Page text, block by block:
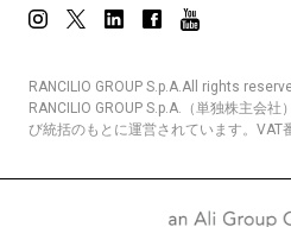
RANCILIO GROUP S.p.A.All rights
RANCILIO GROUP S.p.A.（単独株主会社
び統括のもとに運営されています。